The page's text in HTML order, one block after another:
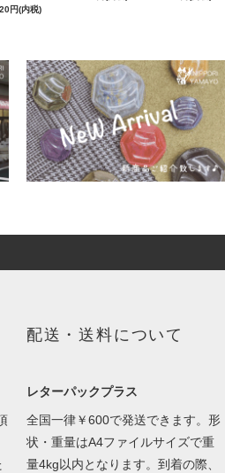
円(内税)
配送・送料について
レターパックプラス
全国一律￥600で発送できます。形
状・重量はA4ファイルサイズで重
量4kg以内となります。到着の際、